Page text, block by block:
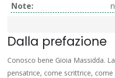
Note:
Dalla prefazione
Conosco bene Gioia Massidda.
pensatrice, come scrittrice,